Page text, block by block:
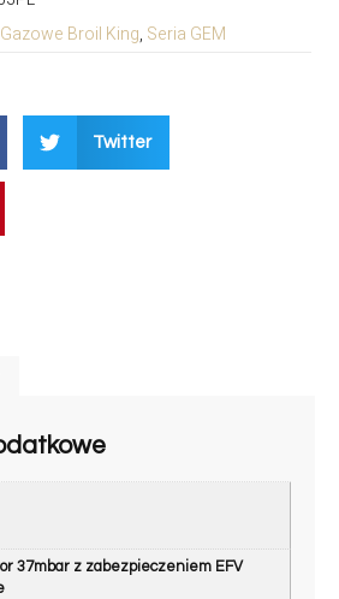
Broil King, Seria GEM
Twitter
37mbar z zabezpieczeniem EFV